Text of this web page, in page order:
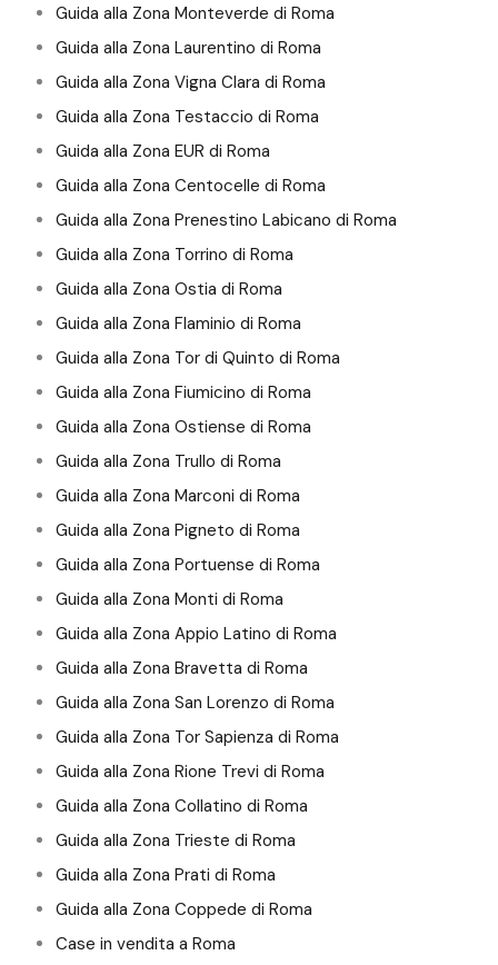
Guida alla Zona Monteverde di Roma
Guida alla Zona Laurentino di Roma
Guida alla Zona Vigna Clara di Roma
Guida alla Zona Testaccio di Roma
Guida alla Zona EUR di Roma
Guida alla Zona Centocelle di Roma
Guida alla Zona Prenestino Labicano di Roma
Guida alla Zona Torrino di Roma
Guida alla Zona Ostia di Roma
Guida alla Zona Flaminio di Roma
Guida alla Zona Tor di Quinto di Roma
Guida alla Zona Fiumicino di Roma
Guida alla Zona Ostiense di Roma
Guida alla Zona Trullo di Roma
Guida alla Zona Marconi di Roma
Guida alla Zona Pigneto di Roma
Guida alla Zona Portuense di Roma
Guida alla Zona Monti di Roma
Guida alla Zona Appio Latino di Roma
Guida alla Zona Bravetta di Roma
Guida alla Zona San Lorenzo di Roma
Guida alla Zona Tor Sapienza di Roma
Guida alla Zona Rione Trevi di Roma
Guida alla Zona Collatino di Roma
Guida alla Zona Trieste di Roma
Guida alla Zona Prati di Roma
Guida alla Zona Coppede di Roma
Case in vendita a Roma